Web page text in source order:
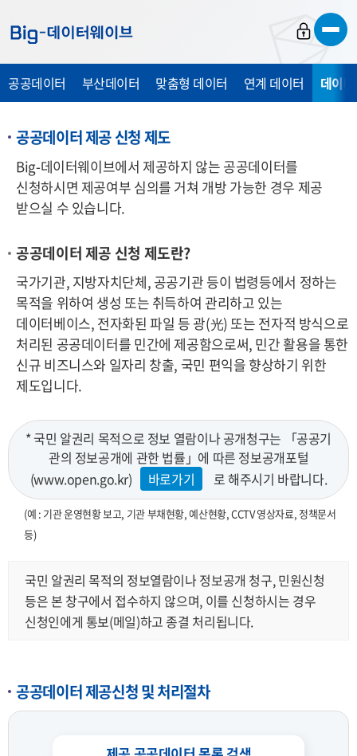
가
가
가
공공데이터 부산데이터 맞춤형 데이터 연계 데이터 데이
공공데이터 제공 신청 제도
Big-데이터웨이브에서 제공하지 않는 공공데이터를
신청하시면 제공여부 심의를 거쳐 개방 가능한 경우 제공
받으실 수 있습니다.
공공데이터 제공 신청 제도란?
국가기관, 지방자치단체, 공공기관 등이 법령등에서 정하는
목적을 위하여 생성 또는 취득하여 관리하고 있는
데이터베이스, 전자화된 파일 등 광(光) 또는 전자적 방식으로
처리된 공공데이터를 민간에 제공함으로써, 민간 활용을 통한
신규 비즈니스와 일자리 창출, 국민 편익을 향상하기 위한
제도입니다.
* 국민 알권리 목적으로 정보 열람이나 공개청구는 「공공기
관의 정보공개에 관한 법률」에 따른 정보공개포털
(www.open.go.kr)
바로가기 로 해주시기 바랍니다.
(예 : 기관 운영현황 보고, 기관 부채현황, 예산현황, CCTV 영상자료, 정책문서
등)
국민 알권리 목적의 정보열람이나 정보공개 청구, 민원신청
등은 본 창구에서 접수하지 않으며, 이를 신청하시는 경우
신청인에게 통보(메일)하고 종결 처리됩니다.
공공데이터 제공신청 및 처리절차